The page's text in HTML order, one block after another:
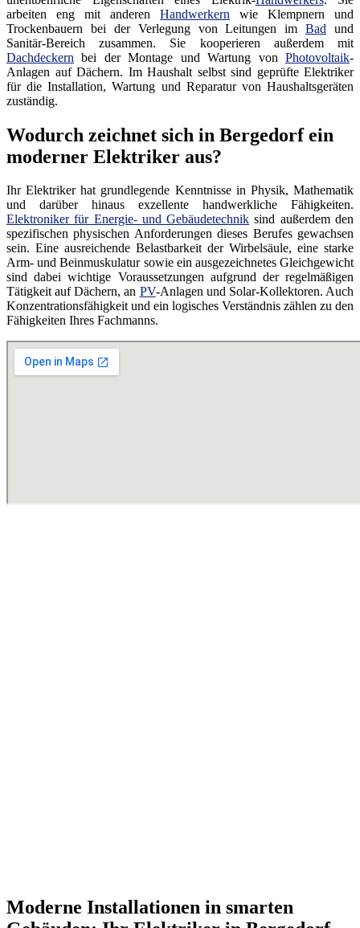
arbeiten eng mit anderen Handwerkern wie Klempnern und
Trockenbauern bei der Verlegung von Leitungen imBad und
Sanitär-Bereich zusammen. Sie kooperieren außerdem mit
Dachdeckern bei der Montage und Wartung von Photovoltaik-
Anlagen auf Dächern. Im Haushalt selbst sind geprüfte Elektriker
für die Installation, Wartung und Reparatur von Haushaltsgeräten
zuständig.
Wodurch zeichnet sich in Bergedorf ein
moderner Elektriker aus?
Ihr Elektriker hat grundlegende Kenntnisse in Physik, Mathematik
und darüber hinaus exzellente handwerkliche Fähigkeiten.
Elektroniker für Energie- und Gebäudetechnik sind außerdem den
spezifischen physischen Anforderungen dieses Berufes gewachsen
sein. Eine ausreichende Belastbarkeit der Wirbelsäule, eine starke
Arm- und Beinmuskulatur sowie ein ausgezeichnetes Gleichgewicht
sind dabei wichtige Voraussetzungen aufgrund der regelmäßigen
Tätigkeit auf Dächern, an PV-Anlagen und Solar-Kollektoren. Auch
Konzentrationsfähigkeit und ein logisches Verständnis zählen zu den
Fähigkeiten Ihres Fachmanns.
Moderne Installationen in smarten